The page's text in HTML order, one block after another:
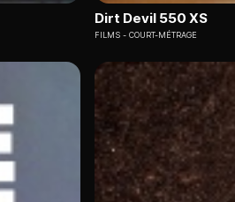
Dirt Devil 550 XS
FILMS COURT-MÉTRAGE